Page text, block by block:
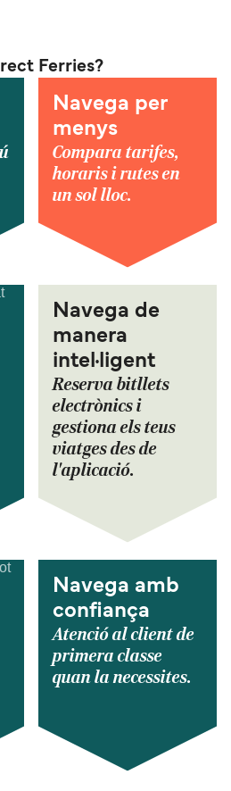
Ferries?
Navega per
menys
Compara tarifes,
horaris i rutes en
un sol lloc.
Navega de
manera
intel·ligent
Reserva bitllets
electrònics i
gestiona els teus
viatges des de
l'aplicació.
Navega amb
confiança
Atenció al client de
primera classe
quan la necessites.